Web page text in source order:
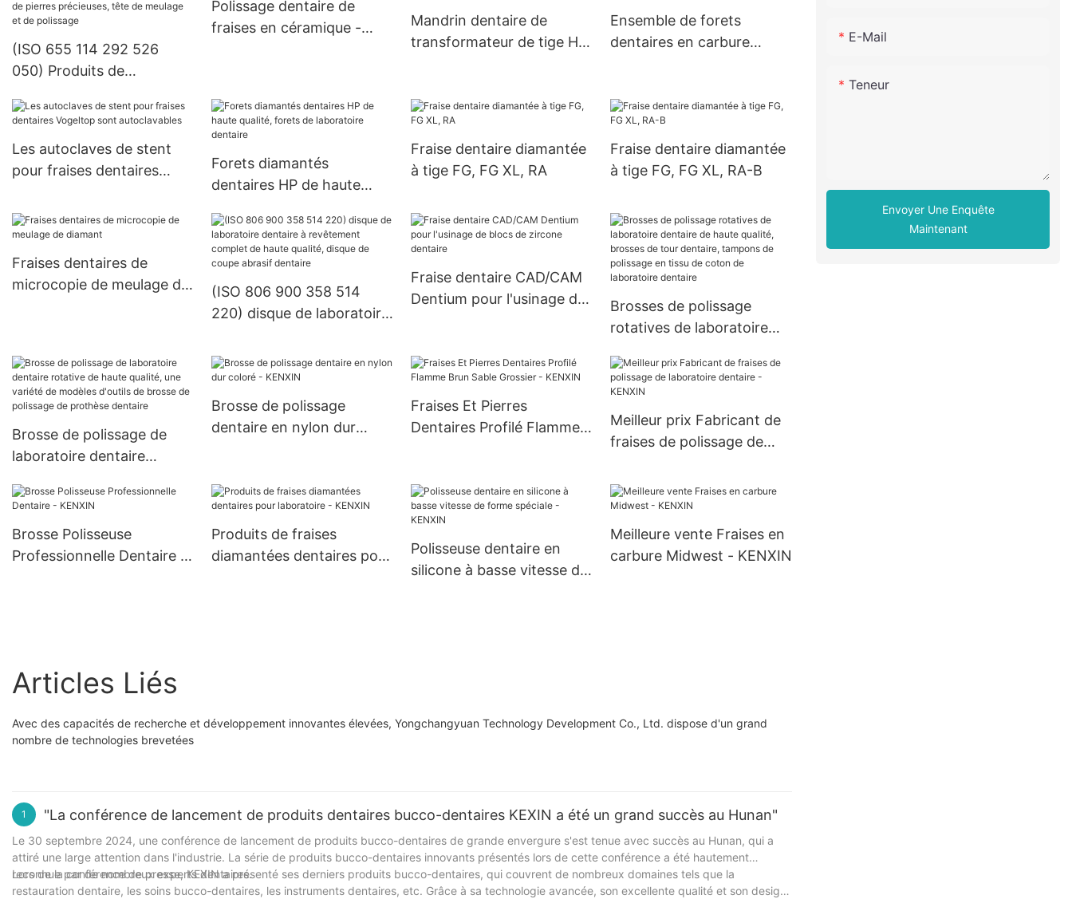
(ISO 655 114 292 526
050) Produits de
haute qualité, réglage de la
équipement de pierres
précieuses, tête de
Polissage dentaire de
fraises en céramique -
Mandrin dentaire de
transformateur de tige HP
Ensemble de forets
dentaires en carbure
FG/RA
Les autoclaves de stent
pour fraises dentaires
autoclavables
Forets diamantés
dentaires HP de haute
laboratoire dentaire
Fraise dentaire diamantée
à tige FG, FG XL, RA
Fraise dentaire diamantée
à tige FG, FG XL, RA-B
Fraises dentaires de
microcopie de meulage de
(ISO 806 900 358 514
220) disque de laboratoire
complet de haute qualité,
disque de coupe abrasif
dentaire
Fraise dentaire CAD/CAM
Dentium pour l'usinage de
Brosses de polissage
rotatives de laboratoire
brosses de tour dentaire,
tampons de polissage en
tissu de coton de
laboratoire dentaire
Brosse de polissage de
laboratoire dentaire
une variété de modèles
polissage de prothèse
dentaire
Brosse de polissage
dentaire en nylon dur
Fraises Et Pierres
Dentaires Profilé Flamme
Meilleur prix Fabricant de
fraises de polissage de
KENXIN
Brosse Polisseuse
Professionnelle Dentaire -
Produits de fraises
diamantées dentaires pour
Polisseuse dentaire en
silicone à basse vitesse de
Meilleure vente Fraises en
carbure Midwest - KENXIN
Articles Liés
Avec des capacités de recherche et développement innovantes élevées, Yongchangyuan Technology Development Co., Ltd. dispose d'un grand
nombre de technologies brevetées
1 "La conférence de lancement de produits dentaires bucco-dentaires KEXIN a été un grand succès au Hunan"
Le 30 septembre 2024, une conférence de lancement de produits bucco-dentaires de grande envergure s'est tenue avec succès au Hunan, qui a
attiré une large attention dans l'industrie. La série de produits bucco-dentaires innovants présentés lors de cette conférence a été hautement
reconnue par de nombreux experts dentaires.
Lors de la conférence de presse, KEXIN a présenté ses derniers produits bucco-dentaires, qui couvrent de nombreux domaines tels que la
restauration dentaire, les soins bucco-dentaires, les instruments dentaires, etc. Grâce à sa technologie avancée, son excellente qualité et son design
E-Mail
Teneur
Envoyer Une Enquête
Maintenant